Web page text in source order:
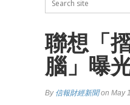
聯想「
腦」曝
By 信報財經新聞on May